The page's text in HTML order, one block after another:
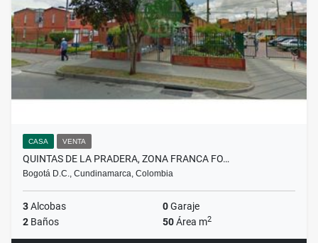
CASA VENTA
QUINTAS DE LA PRADERA, ZONA FRANCA FO…
Bogotá D.C., Cundinamarca, Colombia
3Alcobas 0Garaje
2 Baños 50Área m2